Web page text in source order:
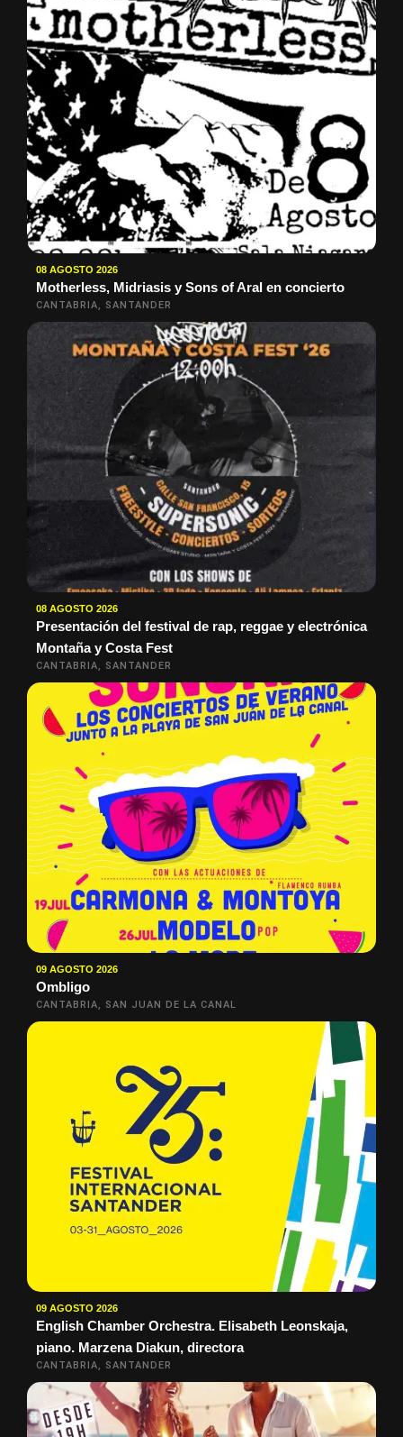
08 AGOSTO 2026
Motherless, Midriasis y Sons of Aral en concierto
CANTABRIA, SANTANDER
08 AGOSTO 2026
Presentación del festival de rap, reggae y electrónica
Montaña y Costa Fest
CANTABRIA, SANTANDER
09 AGOSTO 2026
Ombligo
CANTABRIA, SAN JUAN DE LA CANAL
09 AGOSTO 2026
English Chamber Orchestra. Elisabeth Leonskaja,
piano. Marzena Diakun, directora
CANTABRIA, SANTANDER